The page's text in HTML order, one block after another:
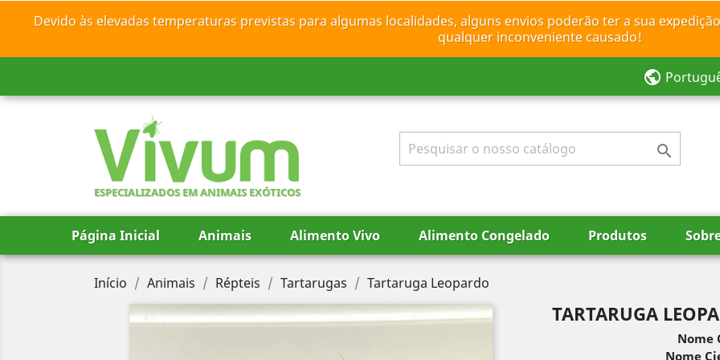
Devido às elevadas temperaturas previstas para algumas localidades, alguns envios poderão ter a sua
qualquer inconveniente causado!
public
ESPECIALIZADOS EM ANIMAIS EXÓTICOS

Página Inicial Animais Alimento Vivo Alimento Congelado Produtos
Início Animais Répteis Tartarugas Tartaruga Leopardo
TARTARUGA
Nome
Nome